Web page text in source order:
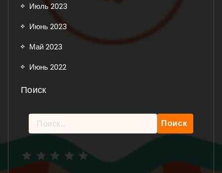
Июль 2023
Июнь 2023
Май 2023
Июнь 2022
Поиск
Найти: